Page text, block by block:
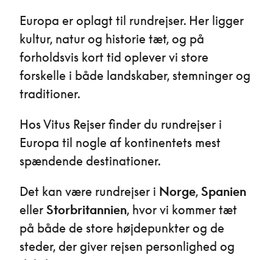
Europa er oplagt til rundrejser. Her ligger
kultur, natur og historie tæt, og på
forholdsvis kort tid oplever vi store
forskelle i både landskaber, stemninger og
traditioner.
Hos Vitus Rejser finder du rundrejser i
Europa til nogle af kontinentets mest
spændende destinationer.
Det kan være rundrejser i Norge, Spanien
eller Storbritannien, hvor vi kommer tæt
på både de store højdepunkter og de
steder, der giver rejsen personlighed og